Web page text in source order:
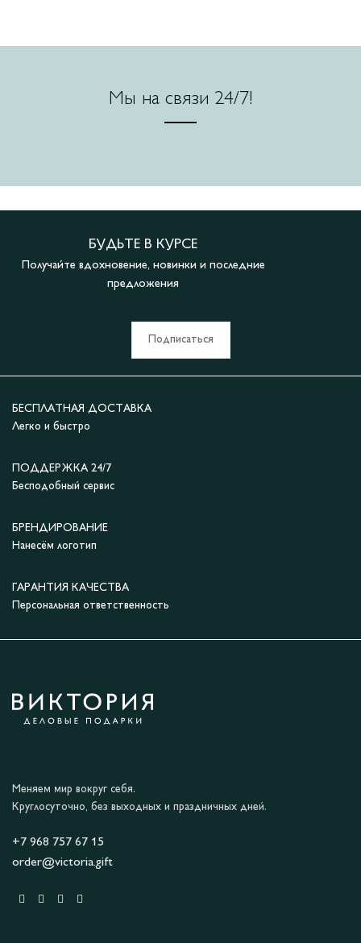
Мы на связи 24/7!
БУДЬТЕ В КУРСЕ
Получайте вдохновение, новинки и последние
предложения
Подписаться
БЕСПЛАТНАЯ ДОСТАВКА
Легко и быстро
ПОДДЕРЖКА 24/7
Бесподобный сервис
БРЕНДИРОВАНИЕ
Нанесём логотип
ГАРАНТИЯ КАЧЕСТВА
Персональная ответственность
Меняем мир вокруг себя.
Круглосуточно, без выходных и праздничных дней.
+7 968 757 67 15
order@victoria.gift